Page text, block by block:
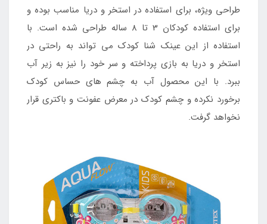
طراحی ویژه، برای استفاده در استخر و دریا مناسب بوده و
برای استفاده کودکان 3 تا 8 ساله طراحی شده است. با
استفاده از این عینک شنا کودک می تواند به راحتی در
استخر و دریا به بازی پرداخته و سر خود را نیز به زیر آب
ببرد. با این محصول آب به چشم های حساس کودک
برخورد نکرده و چشم کودک در معرض عفونت و باکتری قرار
نخواهد گرفت.